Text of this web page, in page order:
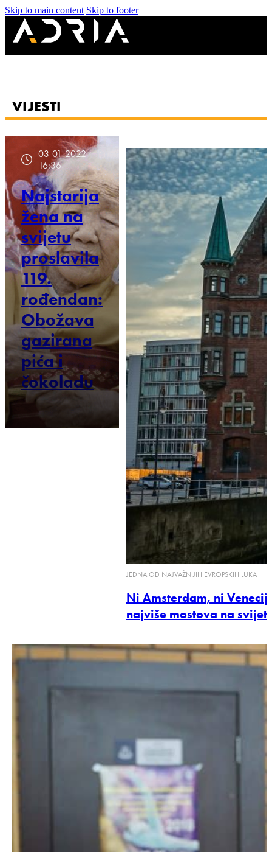
Skip to main content Skip to footer
VIJESTI
03-01-2022
16:36
Najstarija
žena na
svijetu
proslavila
119.
rođendan:
Obožava
gazirana
pića i
čokoladu
JEDNA OD NAJVAŽNIJIH EVROPSKIH LUKA
Ni Amsterdam, ni
najviše mostova na